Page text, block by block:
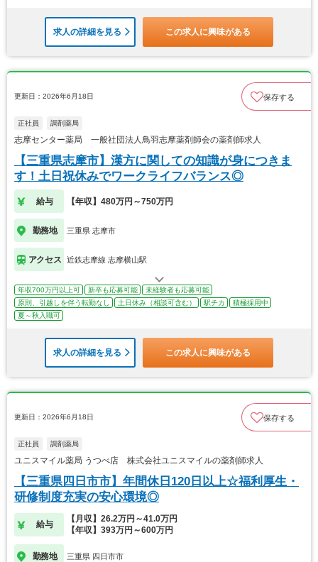
求人の詳細を見る この求人に興味がある
更新日：2026年6月18日 保存する
正社員 調剤薬局
志摩センター薬局 一般社団法人鳥羽志摩薬剤師会の薬剤師求人
【三重県志摩市】漢方に関しての知識が身につきま
す！土日祝休みでワークライフバランス◎
給与 【年収】480万円～750万円
勤務地 三重県 志摩市
アクセス 近鉄志摩線 志摩横山駅
年収700万円以上可 新卒も応募可能
未経験者も応募可能
原則、引越しを伴う転勤なし
土日休み（相談可含む） 駅チカ
積極採用中
夏～秋入職可
求人の詳細を見る この求人に興味がある
更新日：2026年6月18日 保存する
正社員 調剤薬局
ユニスマイル薬局 うつべ店 株式会社ユニスマイルの薬剤師求人
【三重県四日市市】年間休日120日以上☆福利厚生・
研修制度充実の安心環境◎
給与
【月収】26.2万円～41.0万円
【年収】393万円～600万円
勤務地 三重県 四日市市